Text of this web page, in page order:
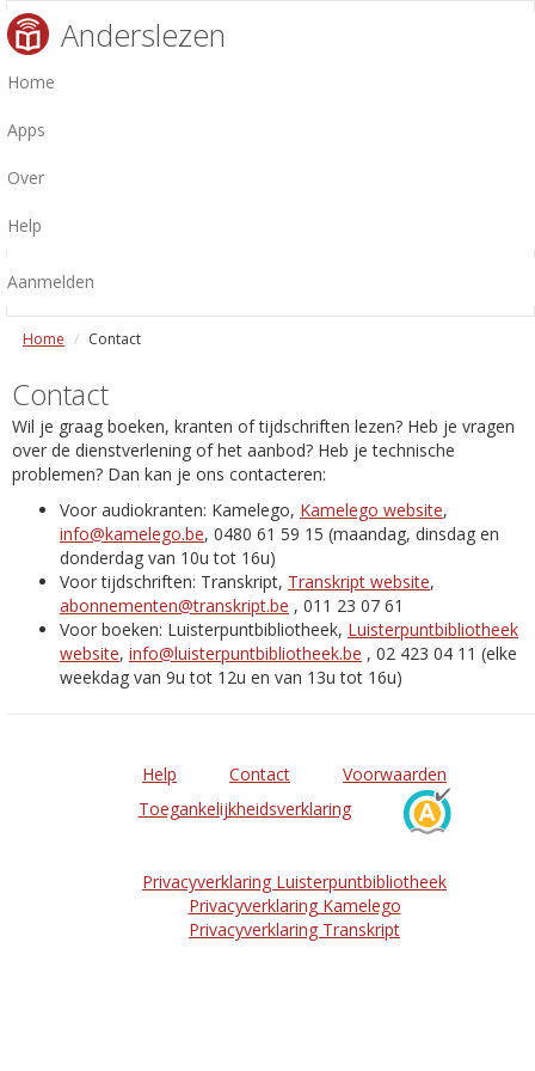
Anderslezen
Home
Apps
Over
Help
Aanmelden
Home Contact
Contact
Wil je graag boeken, kranten of tijdschriften lezen? Heb je vragen
over de dienstverlening of het aanbod? Heb je technische
problemen? Dan kan je ons contacteren:
Voor audiokranten: Kamelego, Kamelego website,
info@kamelego.be, 0480 61 59 15 (maandag, dinsdag en
donderdag van 10u tot 16u)
Voor tijdschriften: Transkript, Transkript website,
abonnementen@transkript.be , 011 23 07 61
Voor boeken: Luisterpuntbibliotheek, Luisterpuntbibliotheek
website, info@luisterpuntbibliotheek.be , 02 423 04 11 (elke
weekdag van 9u tot 12u en van 13u tot 16u)
Help Contact
Voorwaarden
Toegankelijkheidsverklaring
Privacyverklaring Luisterpuntbibliotheek
Privacyverklaring Kamelego
Privacyverklaring Transkript